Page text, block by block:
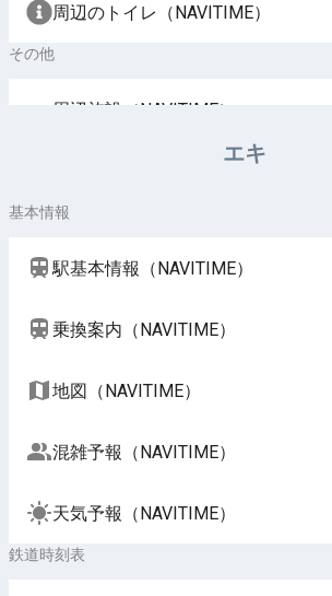
周辺のトイレ（NAVITIME）
その他
周辺施設（NAVITIME）
エキ
基本情報
駅基本情報（NAVITIME）
乗換案内（NAVITIME）
地図（NAVITIME）
混雑予報（NAVITIME）
天気予報（NAVITIME）
鉄道時刻表